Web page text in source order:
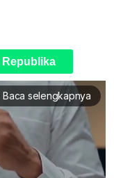
Republika
Baca selengkapnya